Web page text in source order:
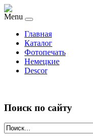
Menu
Главная
Каталог
Фотопечать
Немецкие
Descor
Поиск по сайту